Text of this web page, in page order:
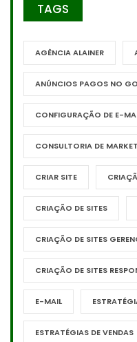
TAGS
AGÊNCIA ALAINER
ANÚNCIOS PAGOS NO
CONFIGURAÇÃO DE E-
CONSULTORIA DE
CRIAR SITE
CRIAÇÃO DE SITES
CRIAÇÃO DE SITES
CRIAÇÃO DE SITES
E-MAIL
ESTRATÉGIAS DE VENDAS